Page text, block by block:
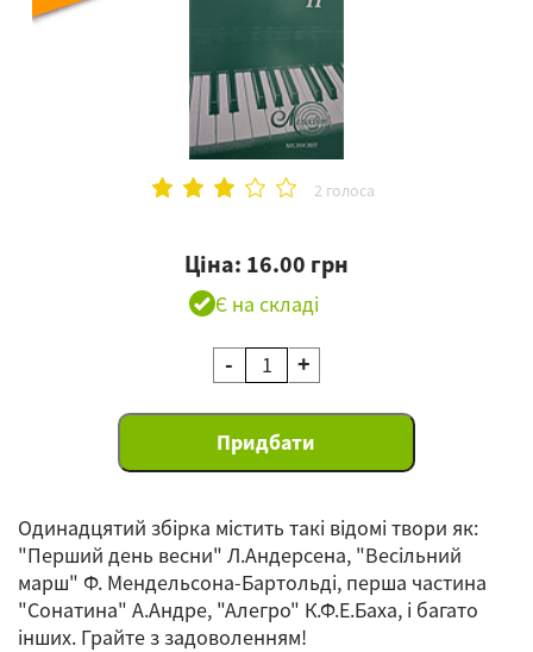
2 голоса
Ціна: 16.00 грн
Є на складі
- +
Одинадцятий збірка містить такі відомі твори як:
"Перший день весни" Л.Андерсена, "Весільний
марш" Ф. Мендельсона-Бартольді, перша частина
"Сонатина" А.Андре, "Алегро" К.Ф.Е.Баха, і багато
інших. Грайте з задоволенням!